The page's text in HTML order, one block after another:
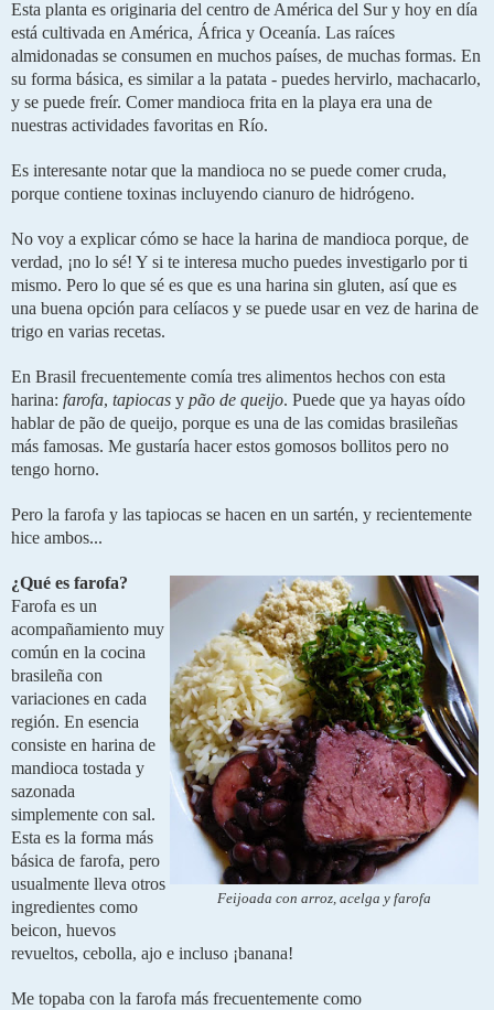
Esta planta es originaria del centro de América del Sur y hoy en día
está cultivada en América, África y Oceanía. Las raíces
almidonadas se consumen en muchos países, de muchas formas. En
su forma básica, es similar a la patata - puedes hervirlo, machacarlo,
y se puede freír. Comer mandioca frita en la playa era una de
nuestras actividades favoritas en Río.
Es interesante notar que la mandioca no se puede comer cruda,
porque contiene toxinas incluyendo cianuro de hidrógeno.
No voy a explicar cómo se hace la harina de mandioca porque, de
verdad, ¡no lo sé! Y si te interesa mucho puedes investigarlo por ti
mismo. Pero lo que sé es que es una harina sin gluten, así que es
una buena opción para celíacos y se puede usar en vez de harina de
trigo en varias recetas.
En Brasil frecuentemente comía tres alimentos hechos con esta
harina: farofa, tapiocas y pão de queijo. Puede que ya hayas oído
hablar de pão de queijo, porque es una de las comidas brasileñas
más famosas. Me gustaría hacer estos gomosos bollitos pero no
tengo horno.
Pero la farofa y las tapiocas se hacen en un sartén, y recientemente
hice ambos...
Feijoada con arroz, acelga y farofa
¿Qué es farofa?
Farofa es un
acompañamiento muy
común en la cocina
brasileña con
variaciones en cada
región. En esencia
consiste en harina de
mandioca tostada y
sazonada
simplemente con sal.
Esta es la forma más
básica de farofa, pero
usualmente lleva otros
ingredientes como
beicon, huevos
revueltos, cebolla, ajo e incluso ¡banana!
Me topaba con la farofa más frecuentemente como